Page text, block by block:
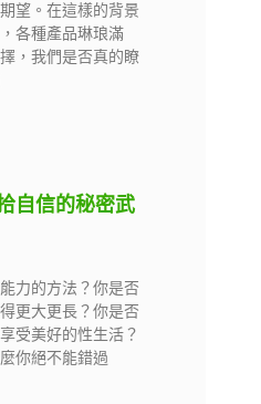
望。在這樣的背景
各種產品琳琅滿
，我們是否真的瞭
自信的秘密武
力的方法？你是否
更大更長？你是否
受美好的性生活？
你絕不能錯過